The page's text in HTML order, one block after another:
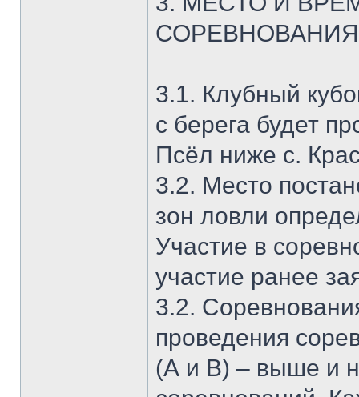
СОРЕВНОВАНИЯ
3.1. Клубный
с берега будет
Псёл ниже с.
3.2. Место
зон ловли
Участие в
участие ранее
3.2.
проведения
(А и В) – выше и